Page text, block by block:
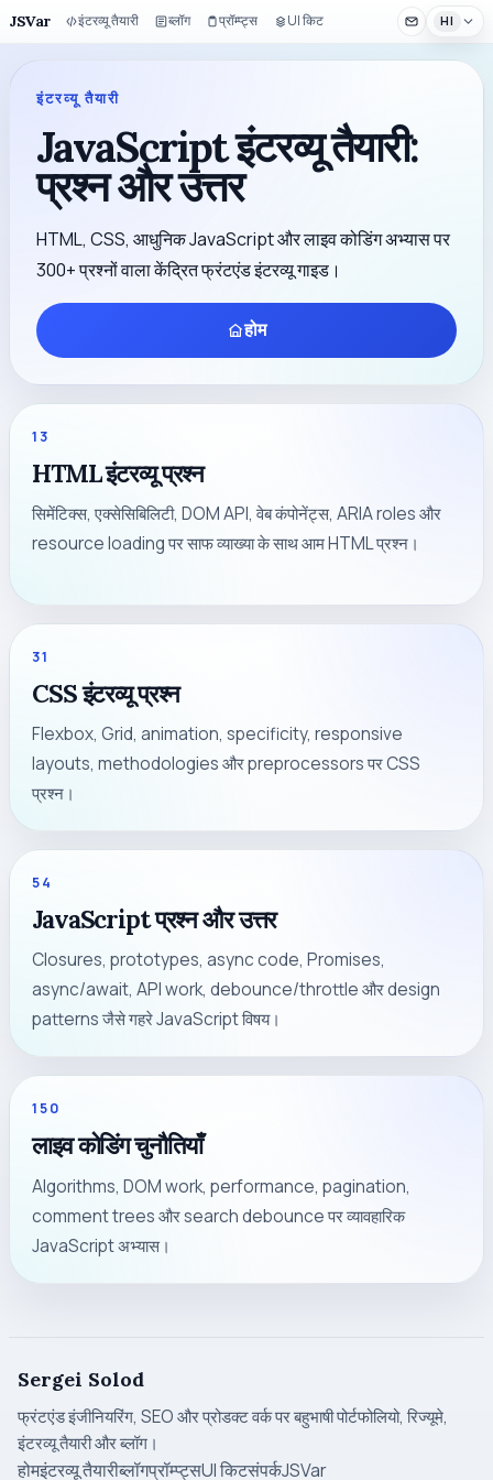
JSVar इंटरव्यू तैयारी ब्लॉग प्रॉम्प्ट्स UI किट HI
इंटरव्यू तैयारी
JavaScript इंटरव्यू तैयारी:
प्रश्न और उत्तर
HTML, CSS, आधुनिक JavaScript और लाइव कोडिंग अभ्यास पर
300+ प्रश्नों वाला केंद्रित फ्रंटएंड इंटरव्यू गाइड।
होम
13
HTML इंटरव्यू प्रश्न
सिमेंटिक्स, एक्सेसिबिलिटी, DOM API, वेब कंपोनेंट्स, ARIA roles और
resource loading पर साफ व्याख्या के साथ आम HTML प्रश्न।
31
CSS इंटरव्यू प्रश्न
Flexbox, Grid, animation, specificity, responsive
layouts, methodologies और preprocessors पर CSS
प्रश्न।
54
JavaScript प्रश्न और उत्तर
Closures, prototypes, async code, Promises,
async/await, API work, debounce/throttle और design
patterns जैसे गहरे JavaScript विषय।
150
लाइव कोडिंग चुनौतियाँ
Algorithms, DOM work, performance, pagination,
comment trees और search debounce पर व्यावहारिक
JavaScript अभ्यास।
Sergei Solod
फ्रंटएंड इंजीनियरिंग, SEO और प्रोडक्ट वर्क पर बहुभाषी पोर्टफोलियो, रिज्यूमे,
इंटरव्यू तैयारी और ब्लॉग।
होमइंटरव्यू तैयारीब्लॉगप्रॉम्प्ट्सUI किटसंपर्कJSVar